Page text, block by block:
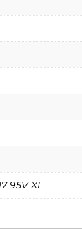
95V XL